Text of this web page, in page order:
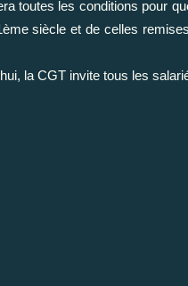
toutes les conditions pour
siècle et de celles
la CGT invite tous les